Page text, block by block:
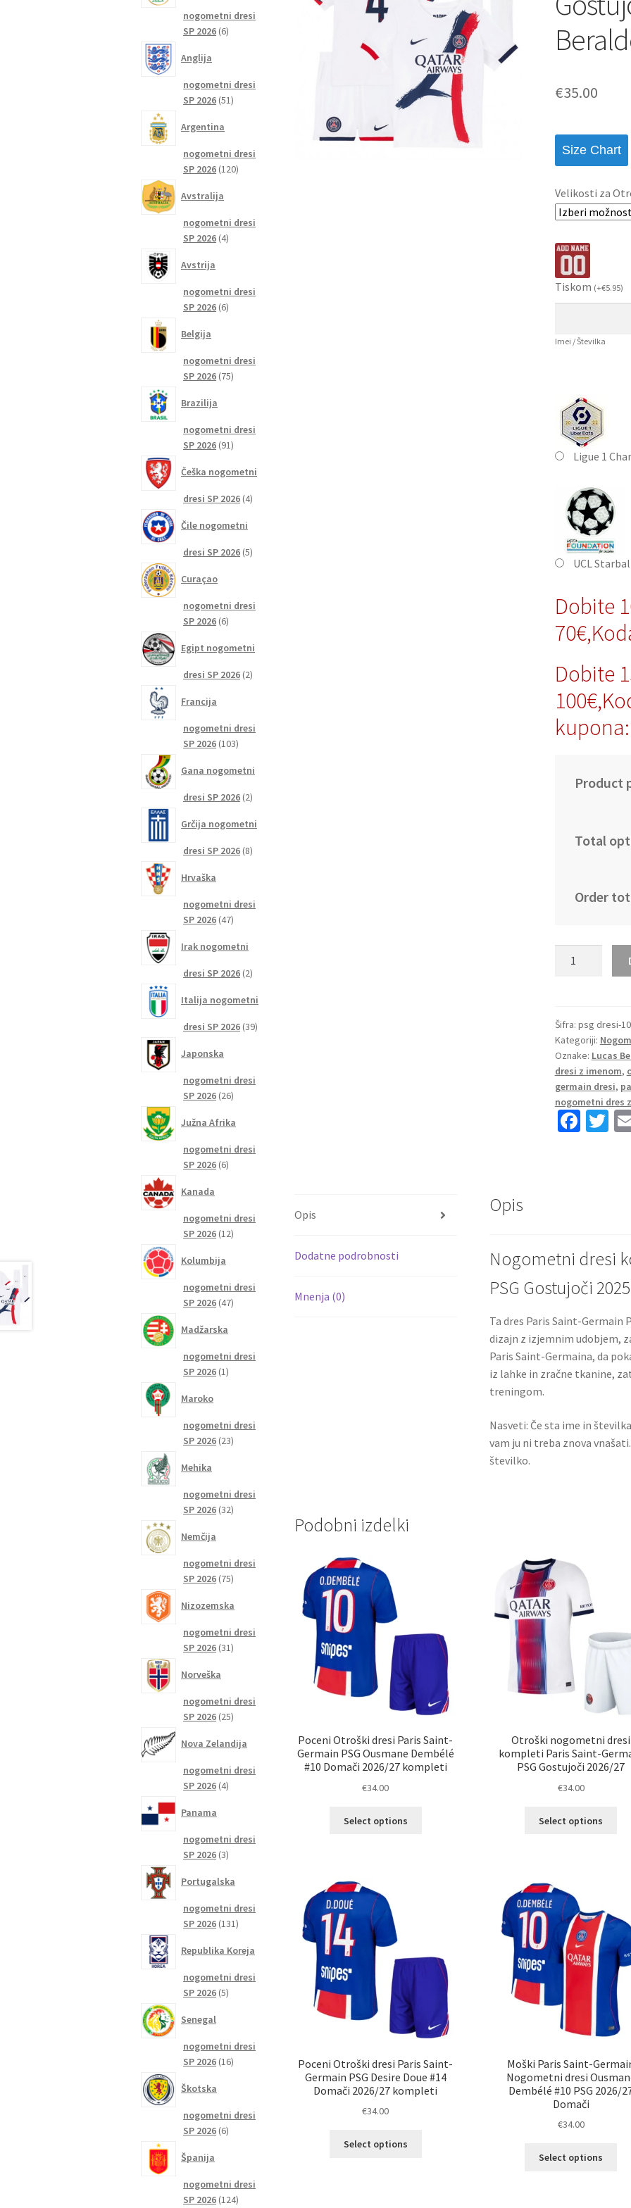
€35.00
Size Chart
Velikosti za
Tiskom (+€5.95)
Imei / Številka
Ligue 1
UCL
Dobite
Dobite
Product
Total
Order
Saint-
Germain
PSG
Gostujoči
2025-
26
Lucas
Šifra: psg dresi-
Kategoriji:
Oznake: Lucas
dresi z imenom,
germain dresi,
nogometni dres
Fa T
Opis
Dodatne podrobnosti
Mnenja (0)
Opis
Nogometni dresi
PSG Gostujoči
Ta dres Paris Saint-Germain
dizajn z izjemnim udobjem,
Paris Saint-Germaina, da
iz lahke in zračne tkanine,
treningom.
Nasveti: Če sta ime in
vam ju ni treba znova
številko.
Podobni izdelki
Poceni Otroški dresi Paris Saint-
Germain PSG Ousmane Dembélé
#10 Domači 2026/27 kompleti
€34.00
Select options
izdelka
Otroški nogometni dresi
kompleti Paris Saint-
PSG Gostujoči 2026/27
€34.00
Select options
na
Poceni Otroški dresi Paris Saint-
Germain PSG Desire Doue #14
Domači 2026/27 kompleti
€34.00
Select options
Moški Paris Saint-
Nogometni dresi
Dembélé #10 PSG 2026/
Domači
€34.00
Select options
nogometni dresi
SP 2026 66
Anglija
nogometni dresi
SP 2026 5151
Argentina
nogometni dresi
SP 2026 120120
Avstralija
nogometni dresi
SP 2026 44
Avstrija
nogometni dresi
SP 2026 66
Belgija
nogometni dresi
SP 2026 7575
Brazilija
nogometni dresi
SP 2026 9191
Češka nogometni
dresi SP 2026 44
Čile nogometni
dresi SP 2026 55
Curaçao
nogometni dresi
SP 2026 66
Egipt nogometni
dresi SP 2026 22
Francija
nogometni dresi
SP 2026 103103
Gana nogometni
dresi SP 2026 22
Grčija nogometni
dresi SP 2026 88
Hrvaška
nogometni dresi
SP 2026 4747
Irak nogometni
dresi SP 2026 22
Italija nogometni
dresi SP 2026 3939
Japonska
nogometni dresi
SP 2026 2626
Južna Afrika
nogometni dresi
SP 2026 66
Kanada
nogometni dresi
SP 2026 1212
Kolumbija
nogometni dresi
SP 2026 4747
Madžarska
nogometni dresi
SP 2026 11
Maroko
nogometni dresi
SP 2026 2323
Mehika
nogometni dresi
SP 2026 3232
Nemčija
nogometni dresi
SP 2026 7575
Nizozemska
nogometni dresi
SP 2026 3131
Norveška
nogometni dresi
SP 2026 2525
Nova Zelandija
nogometni dresi
SP 2026 44
Panama
nogometni dresi
SP 2026 33
Portugalska
nogometni dresi
SP 2026 131131
Republika Koreja
nogometni dresi
SP 2026 55
Senegal
nogometni dresi
SP 2026 1616
Škotska
nogometni dresi
SP 2026 66
Španija
nogometni dresi
SP 2026 124124